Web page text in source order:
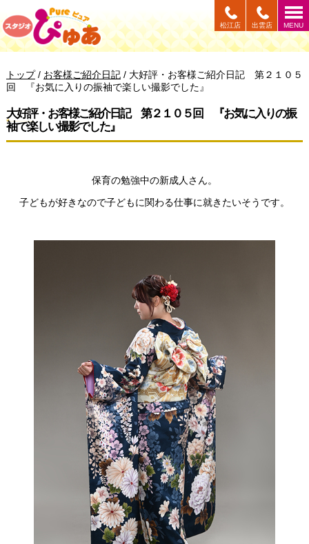
このページの本文へ
MENU
出雲店
松江店
現
在
位
置：
トップ/ お客様ご紹介日記/ 大好評・お客様ご紹介日記 第２１０５
回 『お気に入りの振袖で楽しい撮影でした』
大好評・お客様ご紹介日記 第２１０５回 『お気に入りの振
袖で楽しい撮影でした』
保育の勉強中の新成人さん。
子どもが好きなので子どもに関わる仕事に就きたいそうです。